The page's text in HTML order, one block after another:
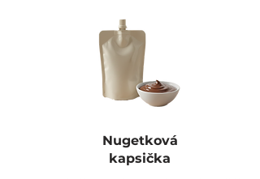
Nugetková
kapsička